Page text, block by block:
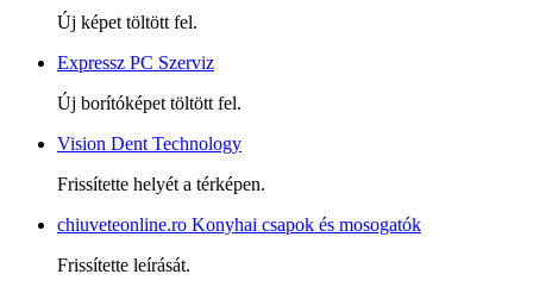
Új képet töltött fel.
Expressz PC Szerviz
Új borítóképet töltött fel.
Vision Dent Technology
Frissítette helyét a térképen.
chiuveteonline.ro Konyhai csapok és mosogatók
Frissítette leírását.